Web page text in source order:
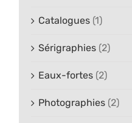
Catalogues (1)
Sérigraphies (2)
Eaux-fortes (2)
Photographies (2)